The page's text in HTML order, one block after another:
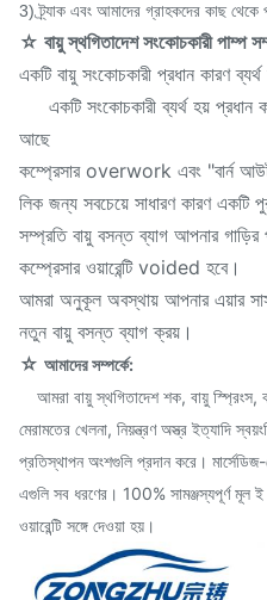
3) ট্র্যাক এবং আমাদের গ্রাহকদের কাছ থেকে
☆ বায়ু স্থগিতাদেশ সংকোচকারী পাম্প
একটি বায়ু সংকোচকারী প্রধান কারণ
একটি সংকোচকারী ব্যর্থ হয় প্রধান
আছে
কম্প্রেসার overwork এবং "বার্ন
লিক জন্য সবচেয়ে সাধারণ কারণ একটি
সম্প্রতি বায়ু বসন্ত ব্যাগ আপনার
কম্প্রেসার ওয়ারেন্টি voided হবে।
আমরা অনুকূল অবস্থায় আপনার এয়ার
নতুন বায়ু বসন্ত ব্যাগ ক্রয়।
☆ আমাদের সম্পর্কে:
আমরা বায়ু স্থগিতাদেশ শক, বায়ু স্প্রিংস,
মেরামতের খেলনা, নিয়ন্ত্রণ অস্ত্র ইত্যাদি
প্রতিস্থাপন অংশগুলি প্রদান করে।
এগুলি সব ধরণের। 100% সামঞ্জস্যপূর্ণ মূল
ওয়ারেন্টি সঙ্গে দেওয়া হয়।